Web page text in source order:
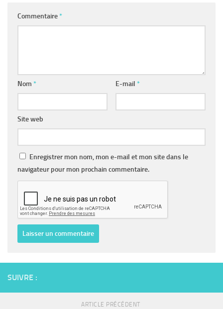
Commentaire *
Nom * E-mail *
Site web
Enregistrer mon nom, mon e-mail et mon site dans le
navigateur pour mon prochain commentaire.
SUIVRE :
ARTICLE PRÉCÉDENT